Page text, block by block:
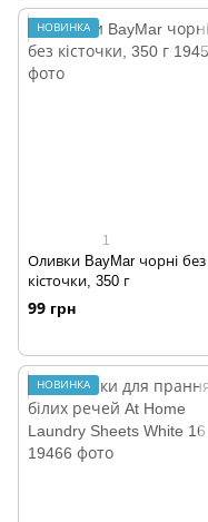
НОВИНКА
1
Оливки BayMar чорні без
кісточки, 350 г
99 грн
НОВИНКА